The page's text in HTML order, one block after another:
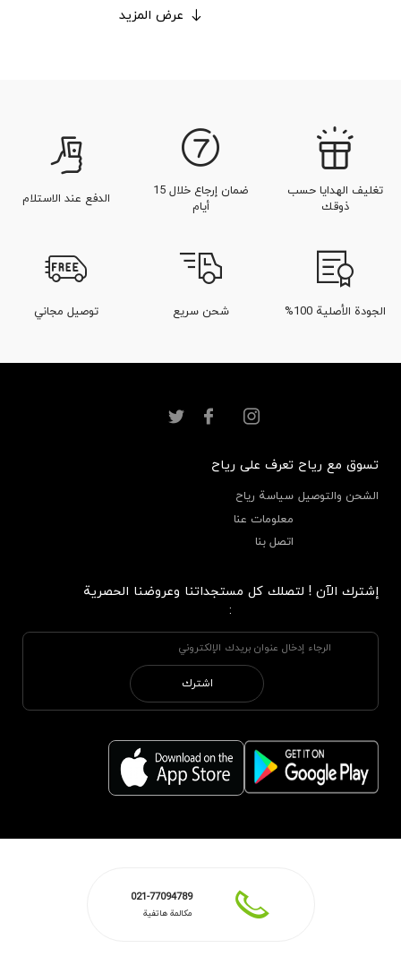
عرض المزيد
تغليف الهدايا حسب
ذوقك
ضمان إرجاع خلال 15
أيام
الدفع عند الاستلام
الجودة الأصلية 100% شحن سريع توصيل مجاني
تسوق مع رياح
الشحن والتوصيل
تعرف على رياح
سياسة رياح
معلومات عنا
اتصل بنا
إشترك الآن ! لتصلك كل مستجداتنا وعروضنا الحصرية
:
اشترك
021-77094789
مكالمة هاتفية